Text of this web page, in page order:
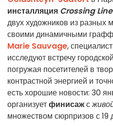
инсталляция Crossing
двух художников из разных
своими динамичными
Marie Sauvage,
исследуют встречу
погружая посетителей в
контрастной энергией и
есть хорошие новости: 30
организуетфинисажс
множеством сюрпризов с 19